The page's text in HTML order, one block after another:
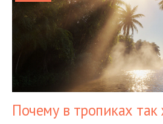
Почему в тропиках так